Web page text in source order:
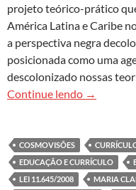
projeto teórico-prático
América Latina e Caribe
a perspectiva negra
posicionada como uma
descolonizado nossas
Continue lendo A
→
COSMOVISÕES
EDUCAÇÃO E CURRÍCULO
LEI 11.645/2008
MARIA